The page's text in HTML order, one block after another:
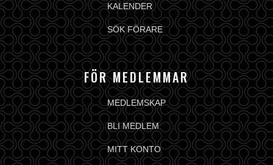
KALENDER
SÖK FÖRARE
FÖR MEDLEMMAR
MEDLEMSKAP
BLI MEDLEM
MITT KONTO